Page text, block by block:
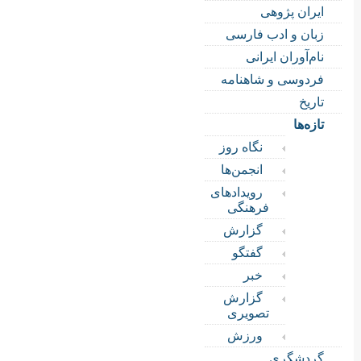
ایران پژوهی
زبان و ادب فارسی
نام‌آوران ایرانی
فردوسی و شاهنامه
تاریخ
تازه‌ها
نگاه روز
انجمن‌ها
رویدادهای
فرهنگی
گزارش
گفتگو
خبر
گزارش
تصویری
ورزش
گردشگری